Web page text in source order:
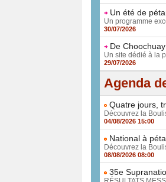
Un été de
Un programme
30/07/2026
De
Un site dédié à la
29/07/2026
Agenda
Quatre jours,
Découvrez la
04/08/2026 15:00
National à
Découvrez la
08/08/2026 08:00
35e